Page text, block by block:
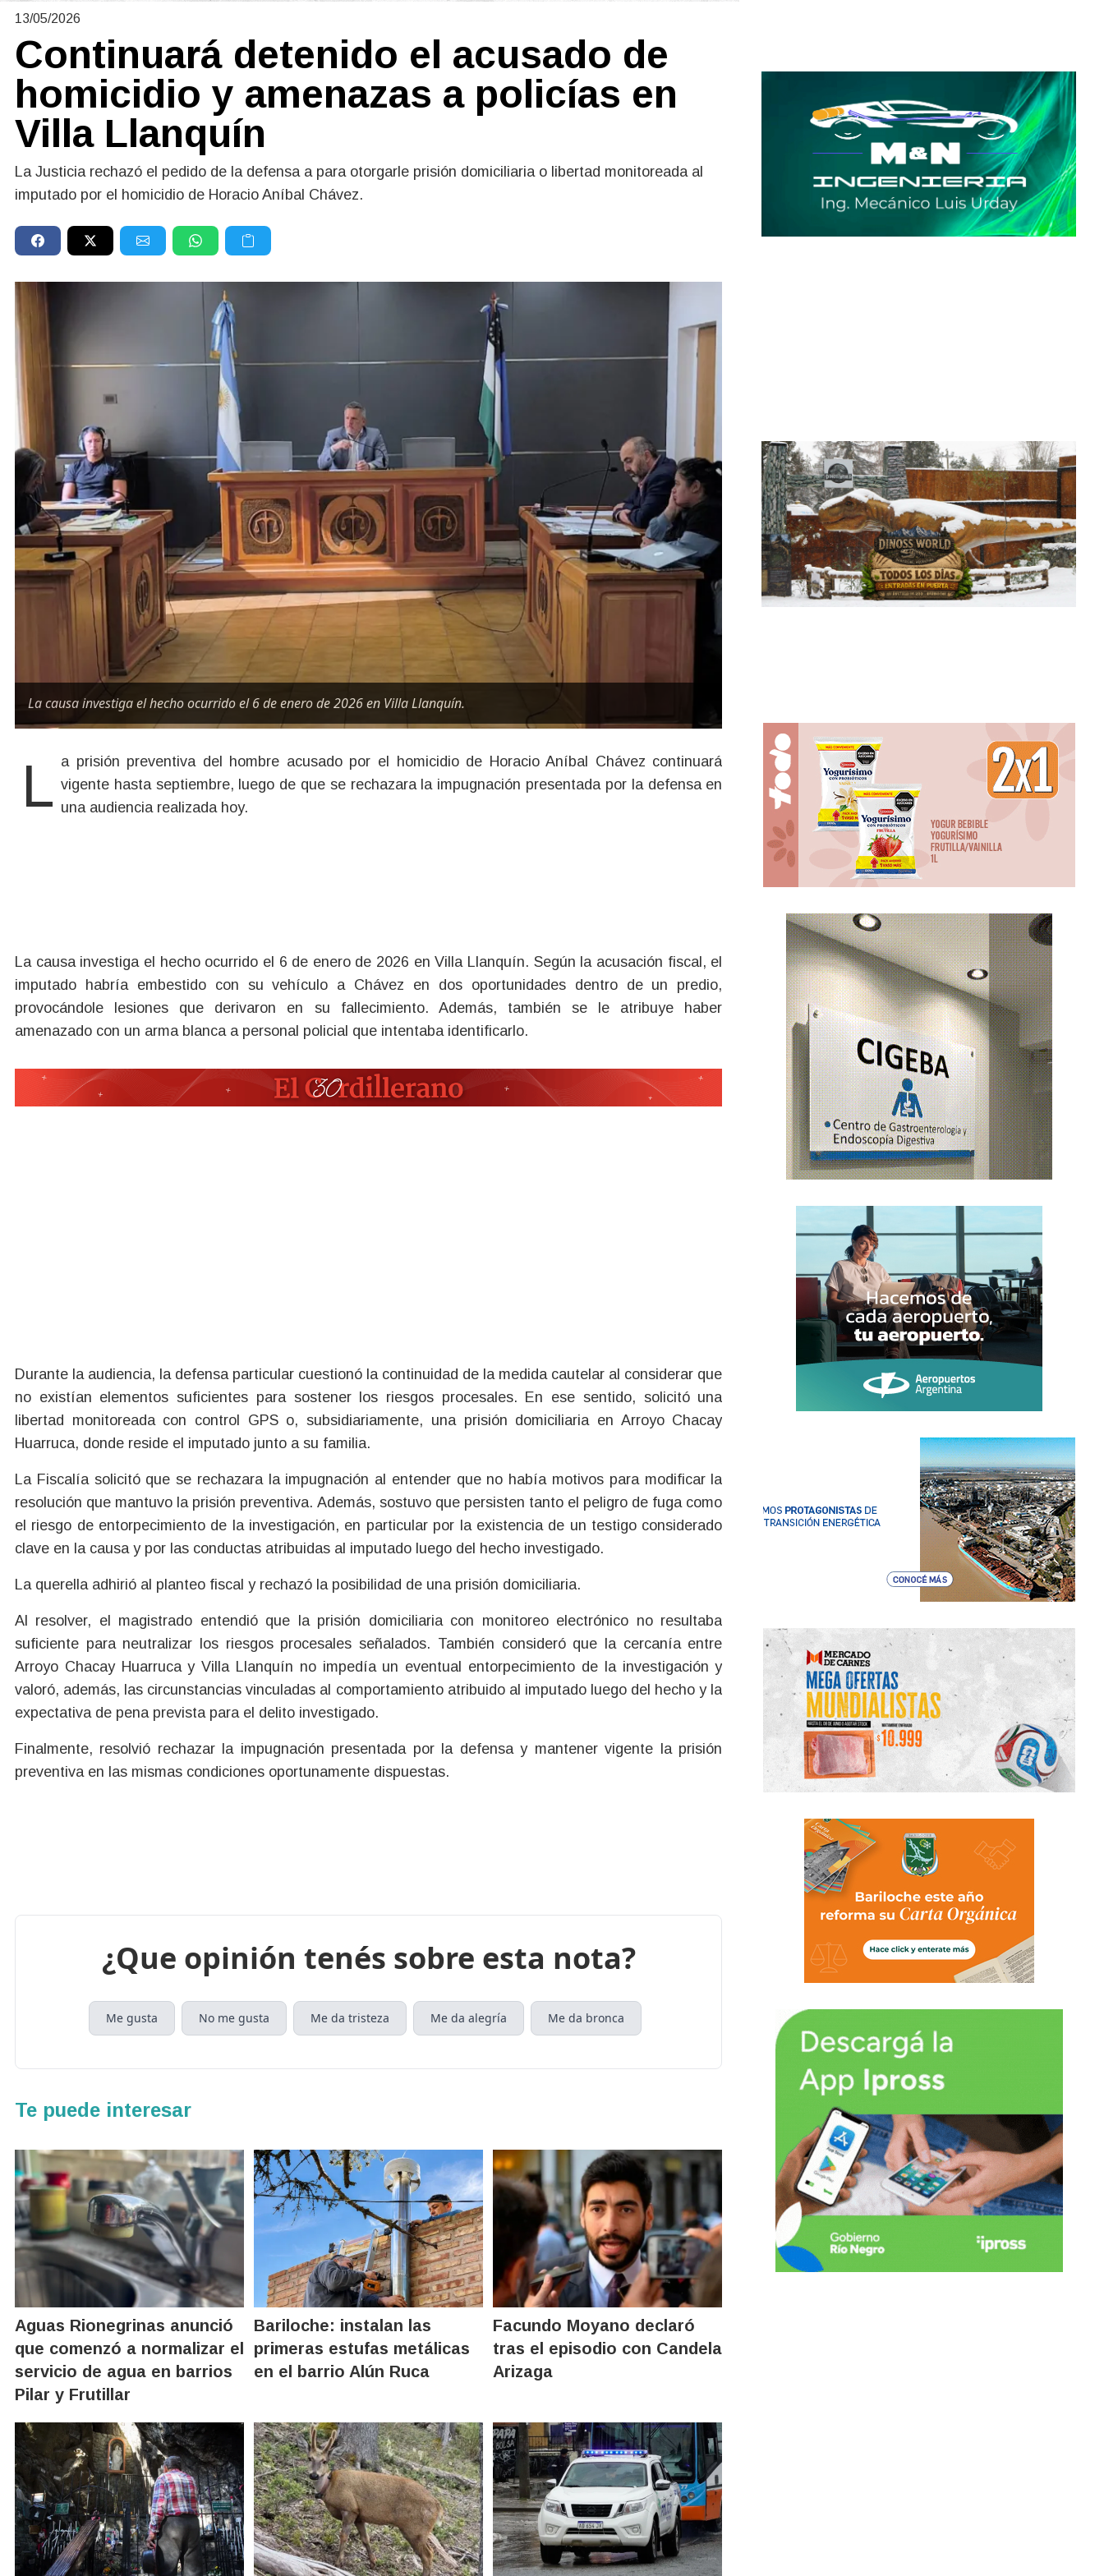
13/05/2026
Continuará detenido el acusado de
homicidio y amenazas a policías en
Villa Llanquín
La Justicia rechazó el pedido de la defensa a para otorgarle prisión domiciliaria o libertad monitoreada al
imputado por el homicidio de Horacio Aníbal Chávez.
La causa investiga el hecho ocurrido el 6 de enero de 2026 en Villa Llanquín.
La prisión preventiva del hombre acusado por el homicidio de Horacio Aníbal Chávez continuará vigente hasta septiembre, luego de que se rechazara la impugnación presentada por la defensa en
una audiencia realizada hoy.
La causa investiga el hecho ocurrido el 6 de enero de 2026 en Villa Llanquín. Según la acusación fiscal, el
imputado habría embestido con su vehículo a Chávez en dos oportunidades dentro de un predio,
provocándole lesiones que derivaron en su fallecimiento. Además, también se le atribuye haber
amenazado con un arma blanca a personal policial que intentaba identificarlo.
Durante la audiencia, la defensa particular cuestionó la continuidad de la medida cautelar al considerar que
no existían elementos suficientes para sostener los riesgos procesales. En ese sentido, solicitó una
libertad monitoreada con control GPS o, subsidiariamente, una prisión domiciliaria en Arroyo Chacay
Huarruca, donde reside el imputado junto a su familia.
La Fiscalía solicitó que se rechazara la impugnación al entender que no había motivos para modificar la
resolución que mantuvo la prisión preventiva. Además, sostuvo que persisten tanto el peligro de fuga como
el riesgo de entorpecimiento de la investigación, en particular por la existencia de un testigo considerado
clave en la causa y por las conductas atribuidas al imputado luego del hecho investigado.
La querella adhirió al planteo fiscal y rechazó la posibilidad de una prisión domiciliaria.
Al resolver, el magistrado entendió que la prisión domiciliaria con monitoreo electrónico no resultaba
suficiente para neutralizar los riesgos procesales señalados. También consideró que la cercanía entre
Arroyo Chacay Huarruca y Villa Llanquín no impedía un eventual entorpecimiento de la investigación y
valoró, además, las circunstancias vinculadas al comportamiento atribuido al imputado luego del hecho y la
expectativa de pena prevista para el delito investigado.
Finalmente, resolvió rechazar la impugnación presentada por la defensa y mantener vigente la prisión
preventiva en las mismas condiciones oportunamente dispuestas.
¿Que opinión tenés sobre esta nota?
Me gusta No me gusta Me da tristeza Me da alegría Me da bronca
Te puede interesar
Aguas Rionegrinas anunció
que comenzó a normalizar el
servicio de agua en barrios
Pilar y Frutillar
Bariloche: instalan las
primeras estufas metálicas
en el barrio Alún Ruca
Facundo Moyano declaró
tras el episodio con Candela
Arizaga